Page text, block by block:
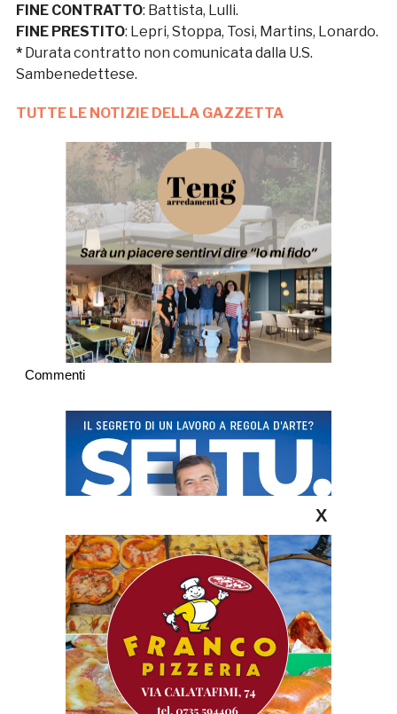
FINE CONTRATTO: Battista, Lulli.
FINE PRESTITO: Lepri, Stoppa, Tosi, Martins, Lonardo.
*Durata contratto non comunicata dalla U.S.
Sambenedettese.
TUTTE LE NOTIZIE DELLA GAZZETTA
Commenti
X